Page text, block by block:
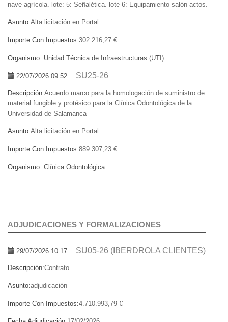
nave agrícola. lote: 5: Señalética. lote 6: Equipamiento salón actos.
Asunto:Alta licitación en Portal
Importe Con Impuestos:302.216,27 €
Organismo: Unidad Técnica de Infraestructuras (UTI)
22/07/2026 09:52 SU25-26
Descripción:Acuerdo marco para la homologación de suministro de
material fungible y protésico para la Clínica Odontológica de la
Universidad de Salamanca
Asunto:Alta licitación en Portal
Importe Con Impuestos:889.307,23 €
Organismo: Clínica Odontológica
ADJUDICACIONES Y FORMALIZACIONES
29/07/2026 10:17 SU05-26 (IBERDROLA CLIENTES)
Descripción:Contrato
Asunto:adjudicación
Importe Con Impuestos:4.710.993,79 €